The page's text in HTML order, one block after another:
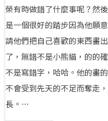
榮有時做錯了什麼事呢？然
是一個很好的踏步因為他願
請他們把自己喜歡的東西畫
了，無錯不是小熊貓，的的
不是寫錯字，哈哈。他的畫
不會受到先天的不足而奪走
長。…